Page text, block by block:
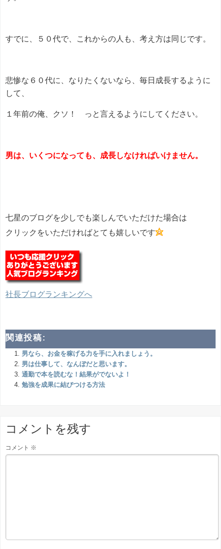
すでに、５０代で、これからの人も、考え方は同じです。
悲惨な６０代に、なりたくないなら、毎日成長するように
して、
１年前の俺、クソ！ っと言えるようにしてください。
男は、いくつになっても、成長しなければいけません。
七星のブログを少しでも楽しんでいただけた場合は
クリックをいただければとても嬉しいです
社長ブログランキングへ
関連投稿:
男なら、お金を稼げる力を手に入れましょう。
男は仕事して、なんぼだと思います。
通勤で本を読むな！結果がでないよ！
勉強を成果に結びつける方法
コメントを残す
コメント ※